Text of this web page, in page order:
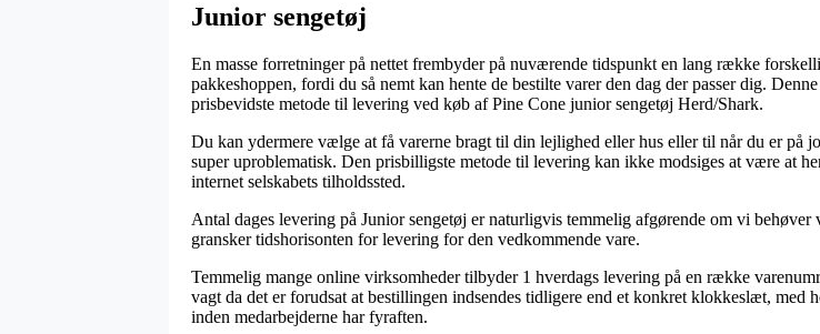
Junior sengetøj
En masse forretninger på nettet frembyder på nuværende tidspunkt en lang række
pakkeshoppen, fordi du så nemt kan hente de bestilte varer den dag der passer dig.
prisbevidste metode til levering ved køb af Pine Cone junior sengetøj Herd/Shark.
Du kan ydermere vælge at få varerne bragt til din lejlighed eller hus eller til når du er på
super uproblematisk. Den prisbilligste metode til levering kan ikke modsiges at være at
internet selskabets tilholdssted.
Antal dages levering på Junior sengetøj er naturligvis temmelig afgørende om vi
gransker tidshorisonten for levering for den vedkommende vare.
Temmelig mange online virksomheder tilbyder 1 hverdags levering på en række
vagt da det er forudsat at bestillingen indsendes tidligere end et konkret klokkeslæt, med
inden medarbejderne har fyraften.